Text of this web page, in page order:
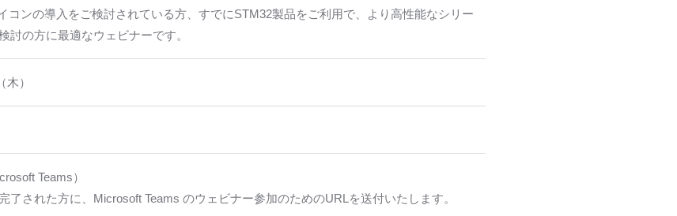
コンの導入をご検討されている方、すでにSTM32製品をご利用で、より高性能なシリー
討の方に最適なウェビナーです。
）
Teams）
了された方に、Microsoft Teams のウェビナー参加のためのURLを送付いたします。